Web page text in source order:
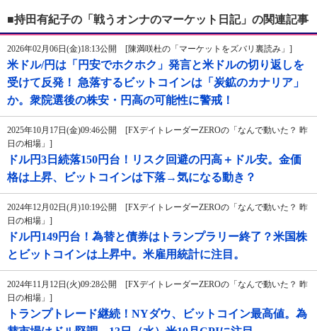
■持田有紀子の「戦うオンナのマーケット日記」の関連記事
2026年02月06日(金)18:13公開 [陳満咲杜の「マーケットをズバリ裏読み」]
米ドル/円は「円安でホクホク」発言と米ドルの切り返しを
受けて反発！ 急落するビットコインは「炭鉱のカナリア」
か。衆院選後の株安・円高の可能性に警戒！
2025年10月17日(金)09:46公開 [FXデイトレーダーZEROの「なんで動いた？ 昨
日の相場」]
ドル円3日続落150円台！リスク回避の円高＋ドル安。金価
格は上昇、ビットコインは下落→気になる動き？
2024年12月02日(月)10:19公開 [FXデイトレーダーZEROの「なんで動いた？ 昨
日の相場」]
ドル円149円台！為替と債券はトランプラリー終了？米国株
とビットコインは上昇中。米雇用統計に注目。
2024年11月12日(火)09:28公開 [FXデイトレーダーZEROの「なんで動いた？ 昨
日の相場」]
トランプトレード継続！NYダウ、ビットコイン最高値。為